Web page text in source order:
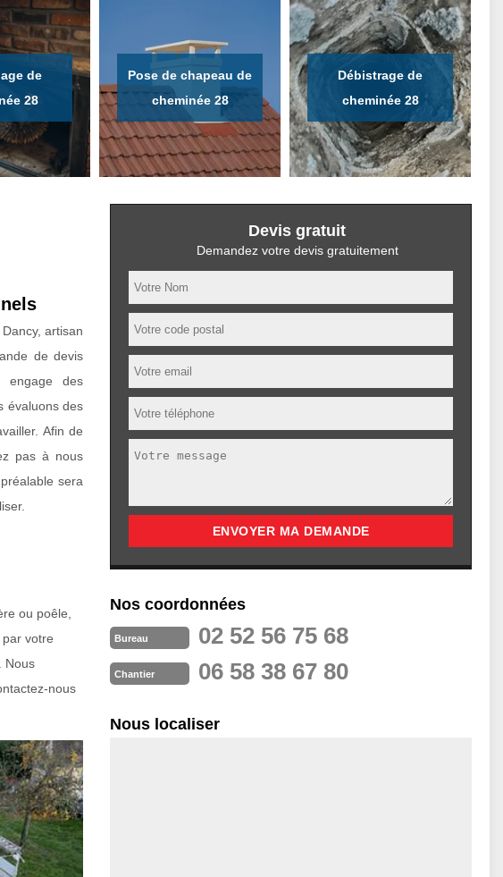
de
28
Pose de chapeau de
cheminée 28
Débistrage de
cheminée 28
artisan
de devis
engage des
évaluons des
Afin de
pas à nous
sera
ou poêle,
votre
Nous
nous
Devis gratuit
Demandez votre devis gratuitement
Nos coordonnées
Bureau 02 52 56 75 68
Chantier 06 58 38 67 80
Nous localiser